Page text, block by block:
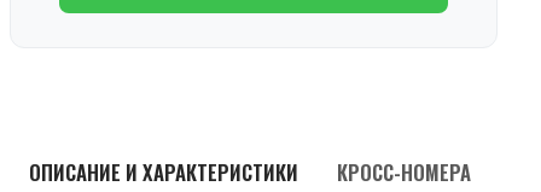
ОПИСАНИЕ И ХАРАКТЕРИСТИКИ КРОСС-НОМЕРА